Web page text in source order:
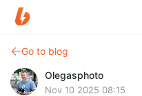
Go to blog
Olegasphoto
Nov 10 2025 08:15